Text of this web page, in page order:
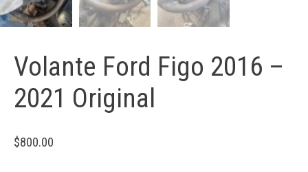
Volante Ford Figo 2016 –
2021 Original
$800.00